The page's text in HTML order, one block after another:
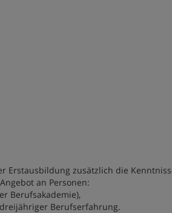
Erstausbildung zusätzlich die
an Personen:
Berufsakademie),
Berufserfahrung.